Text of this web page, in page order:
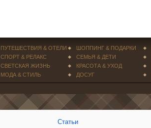
ПУТЕШЕСТВИЯ & ОТЕЛИ
СПОРТ & РЕЛАКС
СВЕТСКАЯ ЖИЗНЬ
МОДА & СТИЛЬ
ШОППИНГ & ПОДАРКИ
СЕМЬЯ & ДЕТИ
КРАСОТА & УХОД
ДОСУГ
Статьи